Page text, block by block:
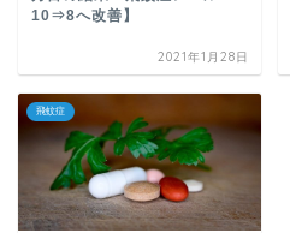
10⇒8へ改善】
2021年1月28日
飛蚊症